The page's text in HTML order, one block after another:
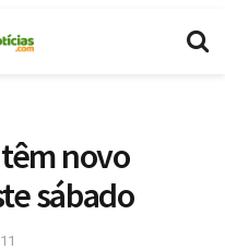
novo
sábado